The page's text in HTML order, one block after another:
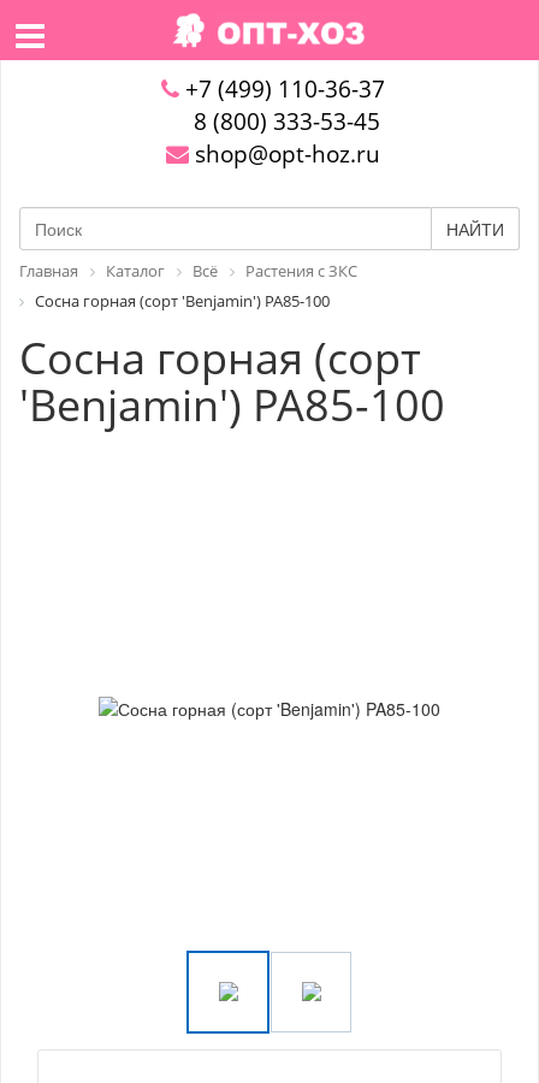
+7 (499) 110-36-37
8 (800) 333-53-45
shop@opt-hoz.ru
НАЙТИ
Главная Каталог Всё
Растения с ЗКС
Сосна горная (сорт 'Benjamin') PA85-100
Сосна горная (сорт
'Benjamin') PA85-100